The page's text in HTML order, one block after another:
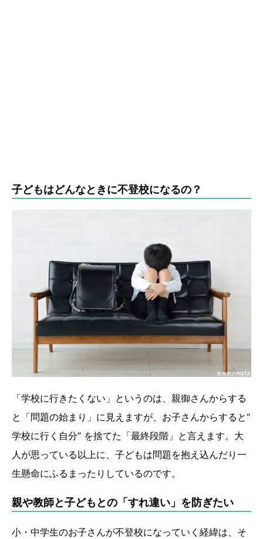
子どもはどんなときに不登校になるの？
「学校に行きたくない」というのは、親御さんからする
と「問題の始まり」に見えますが、お子さんからすると“
学校に行く自分” を捨てた「最終段階」と言えます。大
人が思っている以上に、子どもは問題を抱え込んだり一
生懸命にふるまったりしているのです。
親や教師と子どもとの「すれ違い」を防ぎたい
小・中学生のお子さんが不登校になっていく経緯は、そ